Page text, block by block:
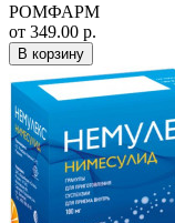
РОМФАРМ
от 349.00 р.
В корзину